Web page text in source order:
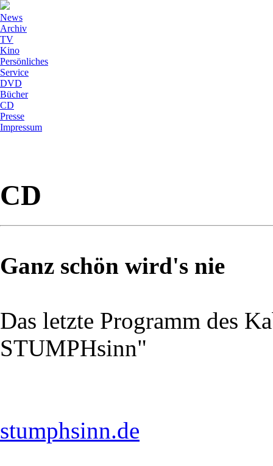
News
Archiv
TV
Kino
Persönliches
Service
DVD
Bücher
CD
Presse
Impressum
CD
Ganz schön wird's nie
Das letzte Programm des
STUMPHsinn"
stumphsinn.de